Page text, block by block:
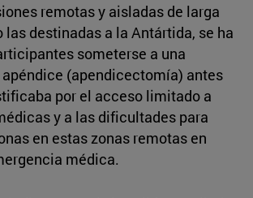
remotas y aisladas de larga
las destinadas a la Antártida, se ha
someterse a una
(apendicectomía) antes
por el acceso limitado a
y a las dificultades para
en estas zonas remotas en
médica.